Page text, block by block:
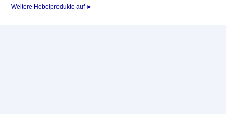
Weitere Hebelprodukte auf ►